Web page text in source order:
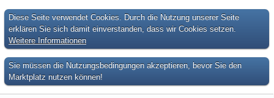
Diese Seite verwendet Cookies. Durch die Nutzung unserer Seite
erklären Sie sich damit einverstanden, dass wir Cookies setzen.
Weitere Informationen
Sie müssen die Nutzungsbedingungen akzeptieren, bevor Sie den
Marktplatz nutzen können!